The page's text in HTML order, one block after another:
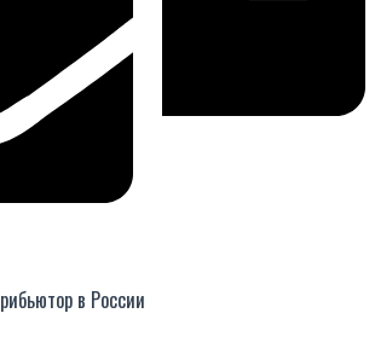
в России